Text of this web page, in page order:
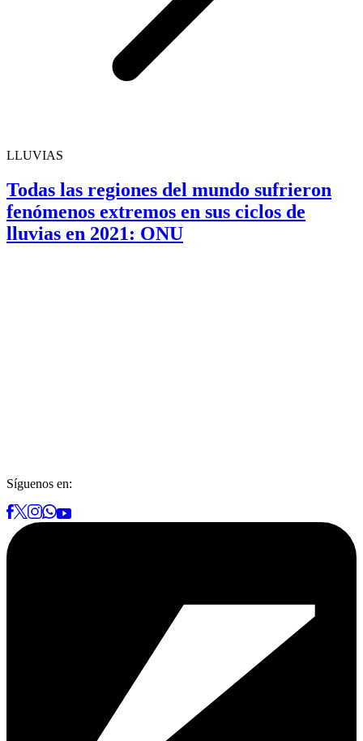
LLUVIAS
Todas las regiones del mundo sufrieron
fenómenos extremos en sus ciclos de
lluvias en 2021: ONU
Síguenos en: